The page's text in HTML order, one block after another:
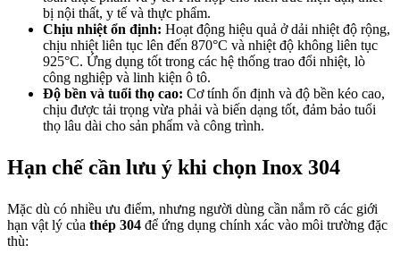
bị nội thất, y tế và thực phẩm.
Chịu nhiệt ổn định: Hoạt động hiệu quả ở dải nhiệt độ rộng,
chịu nhiệt liên tục lên đến 870°C và nhiệt độ không liên tục
925°C. Ứng dụng tốt trong các hệ thống trao đổi nhiệt, lò
công nghiệp và linh kiện ô tô.
Độ bền và tuổi thọ cao: Cơ tính ổn định và độ bền kéo cao,
chịu được tải trọng vừa phải và biến dạng tốt, đảm bảo tuổi
thọ lâu dài cho sản phẩm và công trình.
Hạn chế cần lưu ý khi chọn Inox 304
Mặc dù có nhiều ưu điểm, nhưng người dùng cần nắm rõ các giới
hạn vật lý của thép 304 để ứng dụng chính xác vào môi trường đặc
thù: